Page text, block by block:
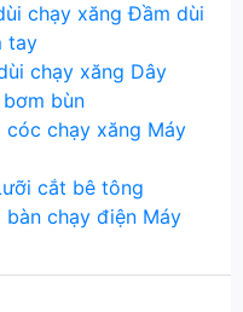
chạy xăng Đầm dùi
tay
chạy xăng Dây
bơm bùn
cóc chạy xăng Máy
cắt bê tông
bàn chạy điện Máy